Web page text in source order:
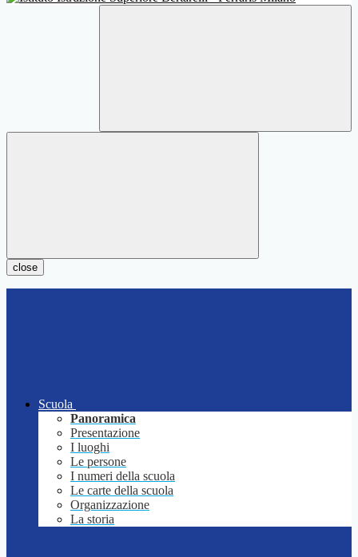
close
Scuola
Panoramica
Presentazione
I luoghi
Le persone
I numeri della scuola
Le carte della scuola
Organizzazione
La storia